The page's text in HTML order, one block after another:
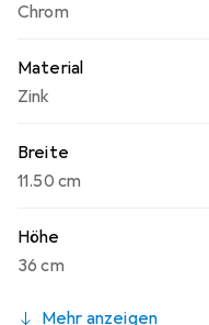
Chrom
Material
Zink
Breite
11.50 cm
Höhe
36 cm
Mehr anzeigen